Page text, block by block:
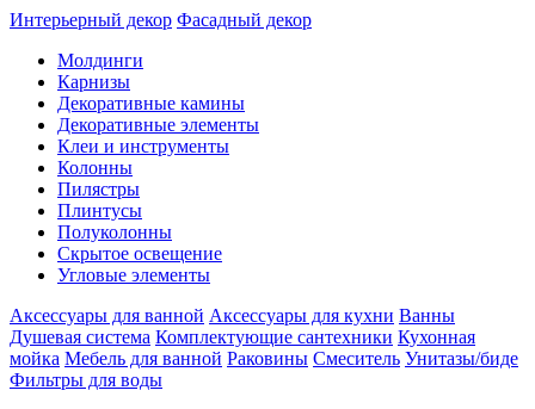
Интерьерный декор Фасадный декор
Молдинги
Карнизы
Декоративные камины
Декоративные элементы
Клеи и инструменты
Колонны
Пилястры
Плинтусы
Полуколонны
Скрытое освещение
Угловые элементы
Аксессуары для ванной Аксессуары для кухни Ванны
Душевая система Комплектующие сантехники Кухонная
мойка Мебель для ванной Раковины Смеситель Унитазы/биде
Фильтры для воды